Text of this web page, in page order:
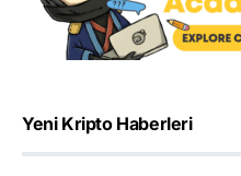
Yeni Kripto Haberleri